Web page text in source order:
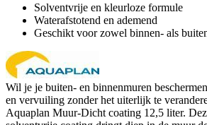
Solventvrije en kleurloze formule
Waterafstotend en ademend
Geschikt voor zowel binnen- als
Wil je je buiten- en binnenmuren
en vervuiling zonder het uiterlijk te
Aquaplan Muur-Dicht coating 12,5 liter.